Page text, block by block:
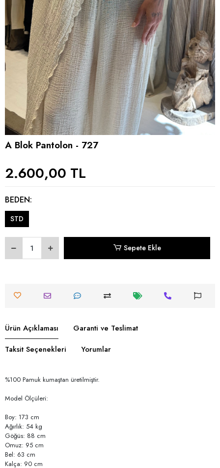
A Blok Pantolon - 727
2.600,00 TL
BEDEN:
STD
Sepete Ekle
Ürün Açıklaması
Garanti ve Teslimat
Taksit Seçenekleri
Yorumlar
%100 Pamuk kumaştan üretilmiştir.
Model Ölçüleri:
Boy: 173 cm
Ağırlık: 54 kg
Göğüs: 88 cm
Omuz: 95 cm
Bel: 63 cm
Kalça: 90 cm